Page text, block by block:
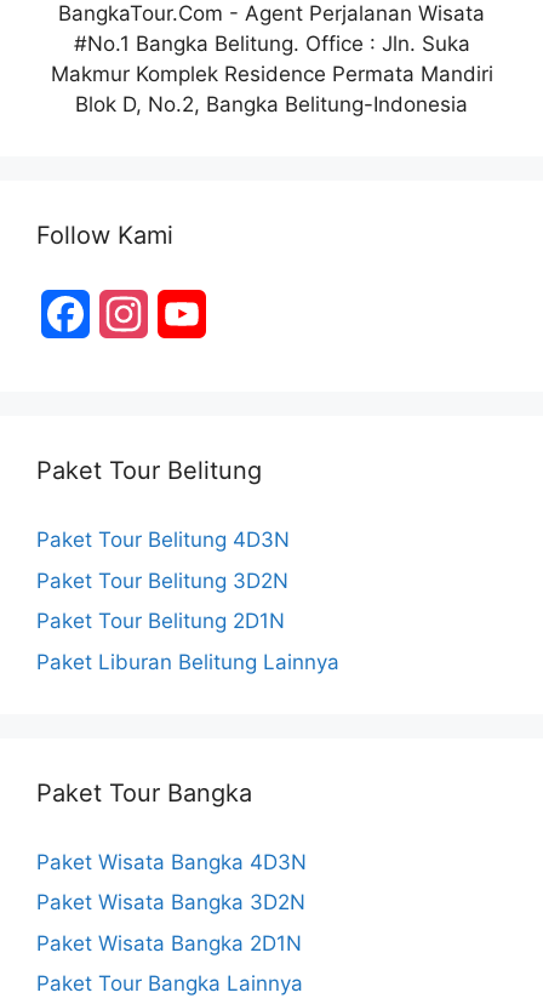
BangkaTour.Com - Agent Perjalanan Wisata
#No.1 Bangka Belitung. Office : Jln. Suka
Makmur Komplek Residence Permata Mandiri
Blok D, No.2, Bangka Belitung-Indonesia
Follow Kami
e
k
t
a
T
b
C
n
e
l
Paket Tour Belitung
Paket Tour Belitung 4D3N
Paket Tour Belitung 3D2N
Paket Tour Belitung 2D1N
Paket Liburan Belitung Lainnya
Paket Tour Bangka
Paket Wisata Bangka 4D3N
Paket Wisata Bangka 3D2N
Paket Wisata Bangka 2D1N
Paket Tour Bangka Lainnya